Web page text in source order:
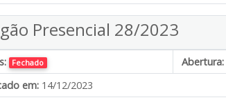
Presencial 28/2023
Fechado Abertura:
em: 14/12/2023